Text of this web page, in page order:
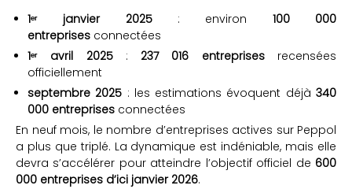
1ᵉʳ janvier 2025: environ 100 000
entreprises connectées
1ᵉʳ avril 2025: 237 016 entreprisesrecensées
officiellement
septembre 2025 : les estimations évoquent déjà340
000 entreprises connectées
En neuf mois, le nombre d’entreprises actives sur Peppol
a plus que triplé. La dynamique est indéniable, mais elle
devra s’accélérer pour atteindre l’objectif officiel de 600
000 entreprises d’ici janvier 2026.